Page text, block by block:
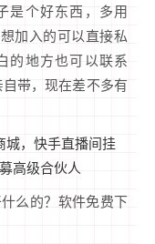
是个好东西，多用
加入的可以直接私
的地方也可以联系
带，现在差不多有
么的？软件免费下